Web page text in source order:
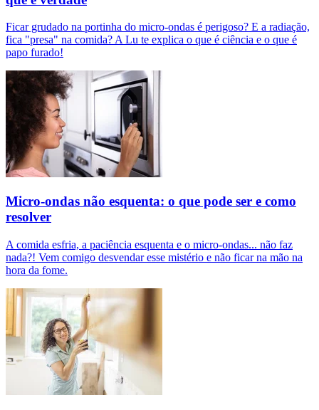
Ficar grudado na portinha do micro-ondas é perigoso? E a radiação,
fica "presa" na comida? A Lu te explica o que é ciência e o que é
papo furado!
Micro-ondas não esquenta: o que pode ser e como
resolver
A comida esfria, a paciência esquenta e o micro-ondas... não faz
nada?! Vem comigo desvendar esse mistério e não ficar na mão na
hora da fome.